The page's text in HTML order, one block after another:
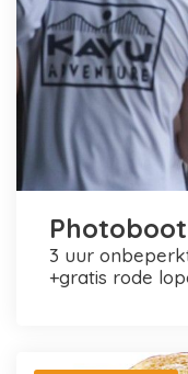
3 uur onbeperkt foto's maken en printen
+gratis rode